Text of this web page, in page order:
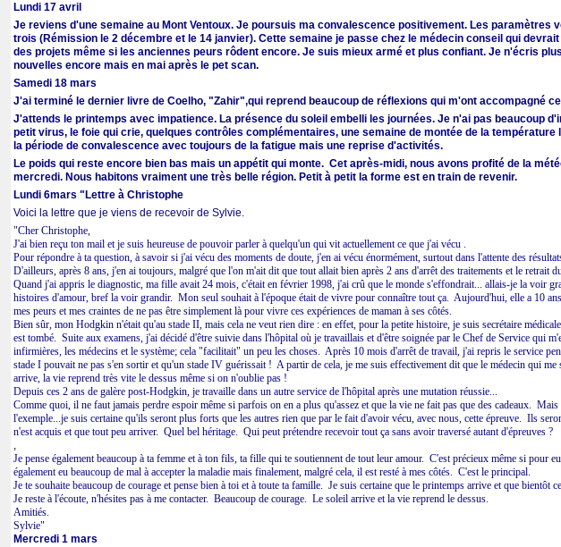
Lundi 17 avril
Je reviens d'une semaine au Mont Ventoux. Je poursuis ma convalescence positivement. Les paramètres
trois (Rémission le 2 décembre et le 14 janvier). Cette semaine je passe chez le médecin conseil qui
des projets même si les anciennes peurs rôdent encore. Je suis mieux armé et plus confiant. Je n'écris
nouvelles encore mais en mai après le pet scan.
Samedi 18 mars
J'ai terminé le dernier livre de Coelho, "Zahir",qui reprend beaucoup de réflexions qui m'ont accompagné
J'attends le printemps avec impatience. La présence du soleil embelli les journées. Je n'ai pas beaucoup
petit virus, le foie qui crie, quelques contrôles complémentaires, une semaine de montée de la
la période de convalescence avec toujours de la fatigue mais une reprise d'activités.
Le poids qui reste encore bien bas mais un appétit qui monte. Cet après-midi, nous avons profité de la
mercredi. Nous habitons vraiment une très belle région. Petit à petit la forme est en train de revenir.
Lundi 6mars "Lettre à Christophe
Voici la lettre que je viens de recevoir de Sylvie.
"Cher Christophe,
J'ai bien reçu ton mail et je suis heureuse de pouvoir parler à quelqu'un qui vit actuellement ce que j'ai vécu .
Pour répondre à ta question, à savoir si j'ai vécu des moments de doute, j'en ai vécu énormément, surtout dans l'attente des
D'ailleurs, après 8 ans, j'en ai toujours, malgré que l'on m'ait dit que tout allait bien après 2 ans d'arrêt des traitements et le
Quand j'ai appris le diagnostic, ma fille avait 24 mois, c'était en février 1998, j'ai crû que le monde s'effondrait... allais-je la voir
histoires d'amour, bref la voir grandir. Mon seul souhait à l'époque était de vivre pour connaître tout ça. Aujourd'hui, elle a 10
mes peurs et mes craintes de ne pas être simplement là pour vivre ces expériences de maman à ses côtés.
Bien sûr, mon Hodgkin n'était qu'au stade II, mais cela ne veut rien dire : en effet, pour la petite histoire, je suis secrétaire
est tombé. Suite aux examens, j'ai décidé d'être suivie dans l'hôpital où je travaillais et d'être soignée par le Chef de Service qui
infirmières, les médecins et le système; cela "facilitait" un peu les choses. Après 10 mois d'arrêt de travail, j'ai repris le service
stade I pouvait ne pas s'en sortir et qu'un stade IV guérissait ! A partir de cela, je me suis effectivement dit que le médecin qui
arrive, la vie reprend très vite le dessus même si on n'oublie pas !
Depuis ces 2 ans de galère post-Hodgkin, je travaille dans un autre service de l'hôpital après une mutation réussie...
Comme quoi, il ne faut jamais perdre espoir même si parfois on en a plus qu'assez et que la vie ne fait pas que des cadeaux.
l'exemple...je suis certaine qu'ils seront plus forts que les autres rien que par le fait d'avoir vécu, avec nous, cette épreuve. Ils
n'est acquis et que tout peu arriver. Quel bel héritage. Qui peut prétendre recevoir tout ça sans avoir traversé autant d'épreuves ?
,
Je pense également beaucoup à ta femme et à ton fils, ta fille qui te soutiennent de tout leur amour. C'est précieux même si
également eu beaucoup de mal à accepter la maladie mais finalement, malgré cela, il est resté à mes côtés. C'est le principal.
Je te souhaite beaucoup de courage et pense bien à toi et à toute ta famille. Je suis certaine que le printemps arrive et que bientôt
Je reste à l'écoute, n'hésites pas à me contacter. Beaucoup de courage. Le soleil arrive et la vie reprend le dessus.
Amitiés.
Sylvie"
Mercredi 1 mars